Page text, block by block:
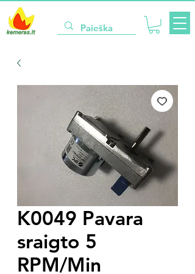
K0049 Pavara
sraigto 5
RPM/Min